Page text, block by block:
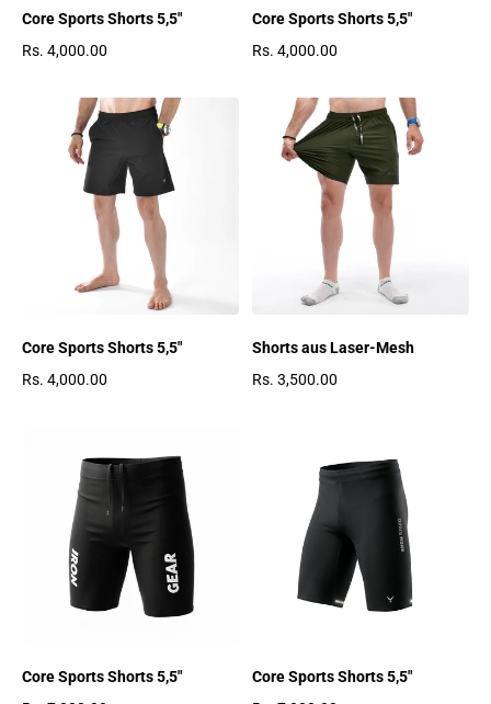
Core Sports Shorts 5,5"
Rs. 4,000.00
Core Sports Shorts 5,5"
Rs. 4,000.00
Core Sports Shorts 5,5"
Rs. 4,000.00
Shorts aus Laser-Mesh
Rs. 3,500.00
Core Sports Shorts 5,5" Core Sports Shorts 5,5"